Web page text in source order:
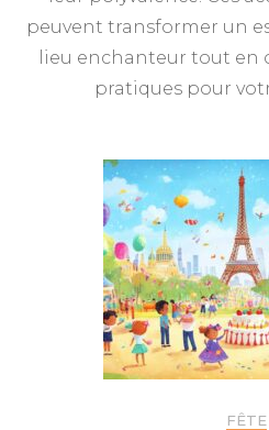
peuvent transformer un
lieu enchanteur tout en
pratiques pour
FÊTE